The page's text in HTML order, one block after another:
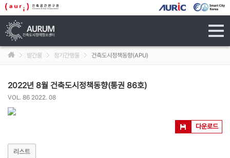
발간물 정기간행물 건축도시정책동향(APU)
2022년 8월 건축도시정책동향(통권 86호)
VOL. 86 2022. 08
다운로드
리스트